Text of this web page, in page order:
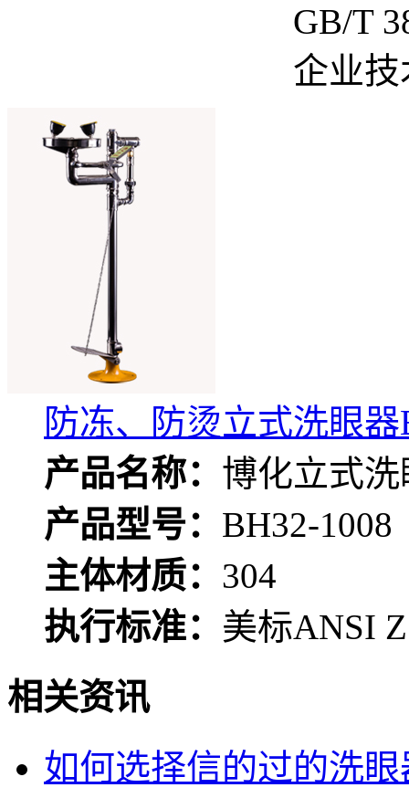
GB/T
企业
防冻、防烫立式洗眼器
产品名称： 博化立式
产品型号： BH32-1008
主体材质： 304
执行标准： 美标ANSI
相关资讯
如何选择信的过的洗